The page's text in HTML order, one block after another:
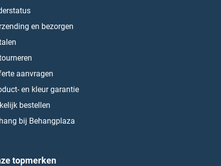
en bezorgen
aanvragen
en kleur garantie
bestellen
bij Behangplaza
topmerken